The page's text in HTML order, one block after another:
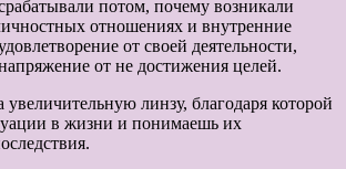
потом, почему возникали
отношениях и внутренние
от своей деятельности,
от не достижения целей.
линзу, благодаря которой
в жизни и понимаешь их